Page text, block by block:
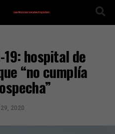
hospital de
“no cumplía
2020